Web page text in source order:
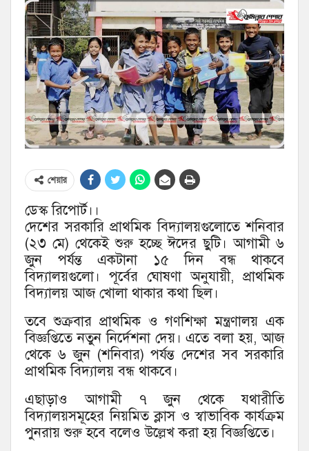
শেয়ার
ডেস্ক রিপোর্ট।।
দেশের সরকারি প্রাথমিক বিদ্যালয়গুলোতে শনিবার
(২৩ মে) থেকেই শুরু হচ্ছে ঈদের ছুটি। আগামী ৬
জুন পর্যন্ত একটানা ১৫ দিন বন্ধ থাকবে
বিদ্যালয়গুলো। পূর্বের ঘোষণা অনুযায়ী, প্রাথমিক
বিদ্যালয় আজ খোলা থাকার কথা ছিল।
তবে শুক্রবার প্রাথমিক ও গণশিক্ষা মন্ত্রণালয় এক
বিজ্ঞপ্তিতে নতুন নির্দেশনা দেয়। এতে বলা হয়, আজ
থেকে ৬ জুন (শনিবার) পর্যন্ত দেশের সব সরকারি
প্রাথমিক বিদ্যালয় বন্ধ থাকবে।
এছাড়াও আগামী ৭ জুন থেকে যথারীতি
বিদ্যালয়সমূহের নিয়মিত ক্লাস ও স্বাভাবিক কার্যক্রম
পুনরায় শুরু হবে বলেও উল্লেখ করা হয় বিজ্ঞপ্তিতে।